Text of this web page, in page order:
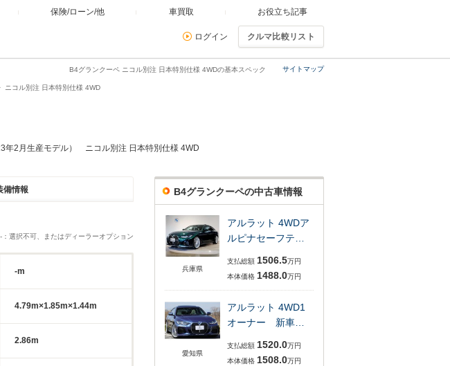
保険/ローン/他 車買取 お役立ち記事
ログイン クルマ比較リスト
サイトマップ
B4グランクーペ ニコル別注 日本特別仕様 4WDの基本スペック
ニコル別注 日本特別仕様 4WD
年2月生産モデル） ニコル別注 日本特別仕様 4WD
備情報
択不可、またはディーラーオプション
-m
4.79m×1.85m×1.44m
2.86m
B4グランクーペの中古車情報
兵庫県
アルラット 4WDア
ルピナセーフテ…
支払総額 1506.5万円
本体価格 1488.0万円
愛知県
アルラット 4WD1
オーナー 新車…
支払総額 1520.0万円
本体価格 1508.0万円